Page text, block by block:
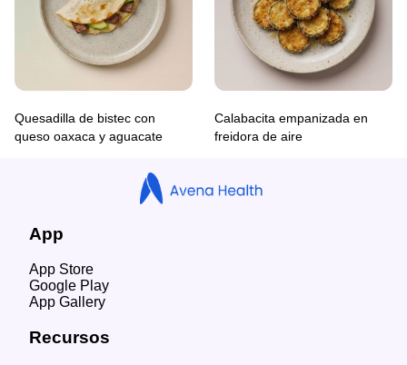
Quesadilla de bistec con
queso oaxaca y aguacate
Calabacita empanizada en
freidora de aire
App
App Store
Google Play
App Gallery
Recursos